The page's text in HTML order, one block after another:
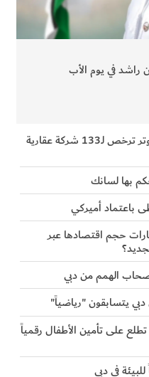
في يوم الأب
مدينة محاطة بالتوتر ترخص لـ133 شركة عقارية
بها لسانك
باعتماد أميركي
حجم اقتصادها عبر
الهمم من دبي
يتسابقون "رياضياً"
على تأمين الأطفال رقمياً